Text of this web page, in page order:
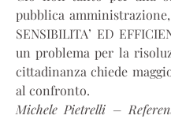
pubblica amministrazione,
SENSIBILITA’ ED
un problema per la
cittadinanza chiede
al confronto.
Michele Pietrelli –